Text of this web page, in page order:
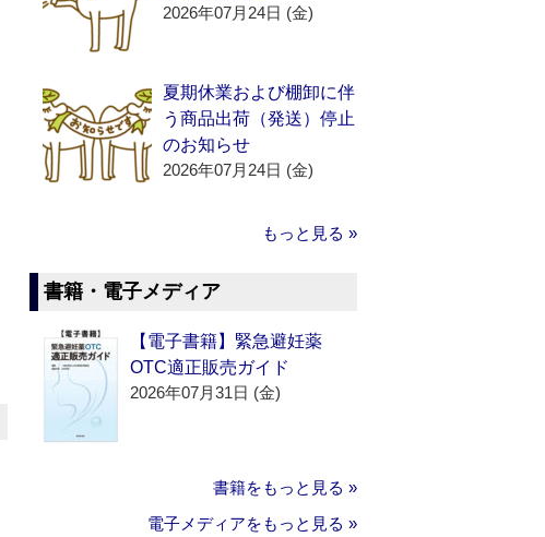
2026年07月24日 (金)
夏期休業および棚卸に伴
う商品出荷（発送）停止
のお知らせ
2026年07月24日 (金)
もっと見る »
書籍・電子メディア
【電子書籍】緊急避妊薬
OTC適正販売ガイド
2026年07月31日 (金)
書籍をもっと見る »
電子メディアをもっと見る »